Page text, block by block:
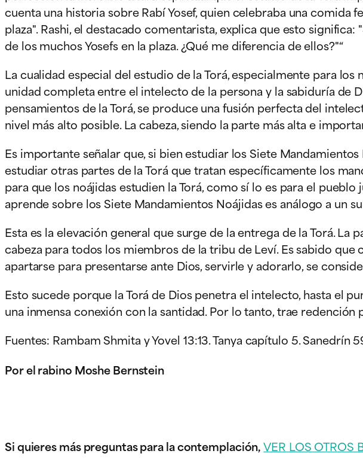
cuenta una historia sobre Rabí Yosef, quien celebraba una comida
plaza". Rashi, el destacado comentarista, explica que esto
de los muchos Yosefs en la plaza. ¿Qué me diferencia de ellos?"“
La cualidad especial del estudio de la Torá, especialmente para
unidad completa entre el intelecto de la persona y la sabiduría de
pensamientos de la Torá, se produce una fusión perfecta del
nivel más alto posible. La cabeza, siendo la parte más alta e
Es importante señalar que, si bien estudiar los Siete
estudiar otras partes de la Torá que tratan específicamente los
para que los noájidas estudien la Torá, como sí lo es para el
aprende sobre los Siete Mandamientos Noájidas es análogo a un
Esta es la elevación general que surge de la entrega de la Torá.
cabeza para todos los miembros de la tribu de Leví. Es sabido
apartarse para presentarse ante Dios, servirle y adorarlo, se
Esto sucede porque la Torá de Dios penetra el intelecto, hasta el
una inmensa conexión con la santidad. Por lo tanto, trae
Fuentes: Rambam Shmita y Yovel 13:13. Tanya capítulo 5. Sanedrín
Por el rabino Moshe Bernstein
Si quieres más preguntas para la contemplación,VER LOS OTROS